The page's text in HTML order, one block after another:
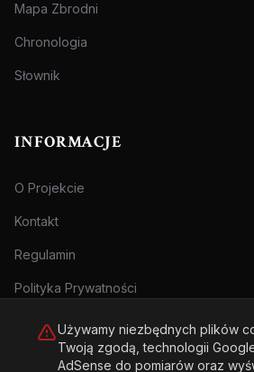
Mapa Zbrodni
Chronologia
Słownik
INFORMACJE
O Projekcie
Kontakt
Regulamin
Polityka Prywatności
Używamy niezbędnych plików
Twoją zgodą, technologii
AdSense do pomiarów oraz